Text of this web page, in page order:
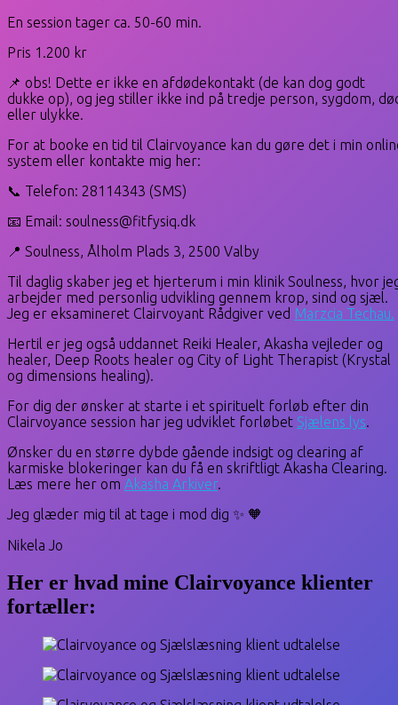
En session tager ca. 50-60 min.
Pris 1.200 kr
📌 obs! Dette er ikke en afdødekontakt (de kan dog godt
dukke op), og jeg stiller ikke ind på tredje person, sygdom,
eller ulykke.
For at booke en tid til Clairvoyance kan du gøre det i min
system eller kontakte mig her:
📞 Telefon: 28114343 (SMS)
📧 Email: soulness@fitfysiq.dk
📍 Soulness, Ålholm Plads 3, 2500 Valby
Til daglig skaber jeg et hjerterum i min klinik Soulness, hvor
arbejder med personlig udvikling gennem krop, sind og sjæl.
Jeg er eksamineret Clairvoyant Rådgiver ved Marzcia Techau.
Hertil er jeg også uddannet Reiki Healer, Akasha vejleder og
healer, Deep Roots healer og City of Light Therapist (Krystal
og dimensions healing).
For dig der ønsker at starte i et spirituelt forløb efter din
Clairvoyance session har jeg udviklet forløbet Sjælens lys.
Ønsker du en større dybde gående indsigt og clearing af
karmiske blokeringer kan du få en skriftligt Akasha Clearing.
Læs mere her om Akasha Arkiver.
Jeg glæder mig til at tage i mod dig ✨ 🧡
Nikela Jo
Her er hvad mine Clairvoyance klienter
fortæller: